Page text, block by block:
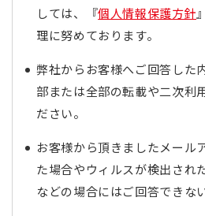
しては、『個人情報保護方針
理に努めております。
弊社からお客様へご回答した
部または全部の転載や二次利
ださい。
お客様から頂きましたメール
た場合やウィルスが検出され
などの場合にはご回答できな